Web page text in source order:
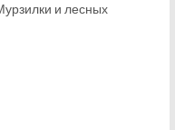
и лесных